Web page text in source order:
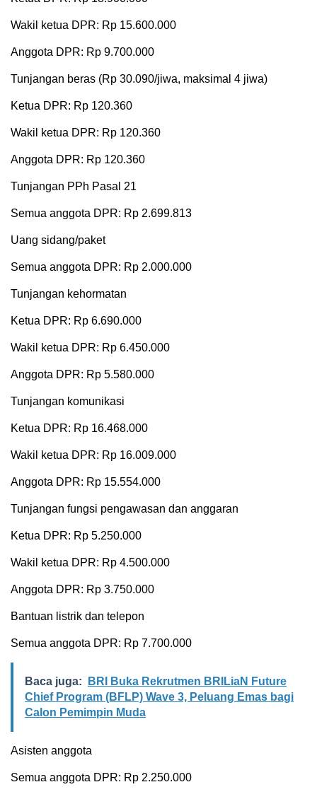
Wakil ketua DPR: Rp 15.600.000
Anggota DPR: Rp 9.700.000
Tunjangan beras (Rp 30.090/jiwa, maksimal 4 jiwa)
Ketua DPR: Rp 120.360
Wakil ketua DPR: Rp 120.360
Anggota DPR: Rp 120.360
Tunjangan PPh Pasal 21
Semua anggota DPR: Rp 2.699.813
Uang sidang/paket
Semua anggota DPR: Rp 2.000.000
Tunjangan kehormatan
Ketua DPR: Rp 6.690.000
Wakil ketua DPR: Rp 6.450.000
Anggota DPR: Rp 5.580.000
Tunjangan komunikasi
Ketua DPR: Rp 16.468.000
Wakil ketua DPR: Rp 16.009.000
Anggota DPR: Rp 15.554.000
Tunjangan fungsi pengawasan dan anggaran
Ketua DPR: Rp 5.250.000
Wakil ketua DPR: Rp 4.500.000
Anggota DPR: Rp 3.750.000
Bantuan listrik dan telepon
Semua anggota DPR: Rp 7.700.000
Baca juga:
BRI Buka Rekrutmen BRILiaN Future
Chief Program (BFLP) Wave 3, Peluang Emas bagi
Calon Pemimpin Muda
Asisten anggota
Semua anggota DPR: Rp 2.250.000